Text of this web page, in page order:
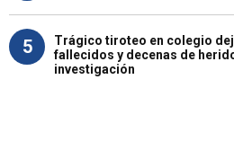
5
Trágico tiroteo en colegio
fallecidos y decenas de
investigación